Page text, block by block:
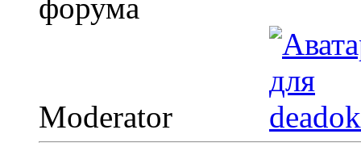
Moderator